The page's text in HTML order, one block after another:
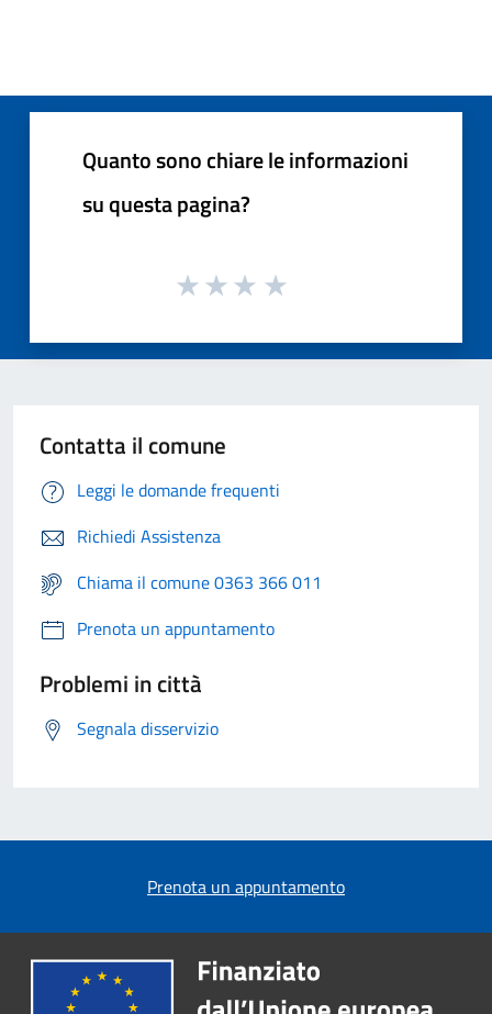
Quanto sono chiare le informazioni
su questa pagina?
Contatta il comune
Leggi le domande frequenti
Richiedi Assistenza
Chiama il comune 0363 366 011
Prenota un appuntamento
Problemi in città
Segnala disservizio
Prenota un appuntamento